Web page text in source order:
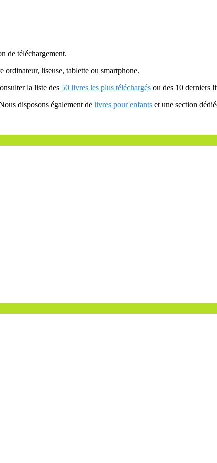
de téléchargement.
liseuse, tablette ou smartphone.
la liste des 50 livres les plus téléchargés ou des 10 derniers
disposons également de livres pour enfants et une section